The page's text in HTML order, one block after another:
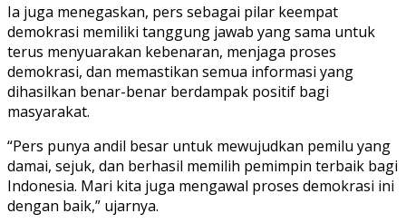
Ia juga menegaskan, pers sebagai pilar keempat
demokrasi memiliki tanggung jawab yang sama untuk
terus menyuarakan kebenaran, menjaga proses
demokrasi, dan memastikan semua informasi yang
dihasilkan benar-benar berdampak positif bagi
masyarakat.
“Pers punya andil besar untuk mewujudkan pemilu yang
damai, sejuk, dan berhasil memilih pemimpin terbaik bagi
Indonesia. Mari kita juga mengawal proses demokrasi ini
dengan baik,” ujarnya.